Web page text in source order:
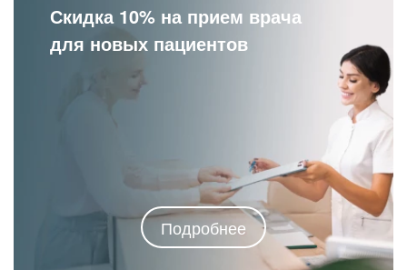
Скидка 10% на прием врача
для новых пациентов
Подробнее